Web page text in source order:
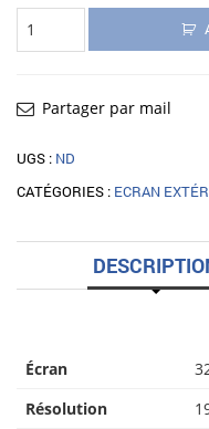
quantité
de
32"
43"
55"
Partager par mail
UGS : ND
CATÉGORIES : ECRAN
Écran
Résolution